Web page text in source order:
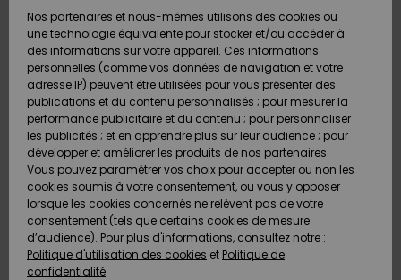
Chaussures
& Tongs
Surf
Snow
Nouveautés
Chaussures
& Tongs
Surf
Snow
Nouveautés
A
Découvrir
Snow
SURF
Shop
Enfant
Highlights
Communauté
SNOW
Shop
Enfant
Snow
Shop
Femme
A
Découvrir
Communauté
OUTLET
Outlet
Femme
AIDE &
CONTACT
Retours
Paiement
Carte
Cadeau
Quiksilver
Freedom
Protection
des
MAGASINS
Nos partenaires et nous-mêmes utilisons des cookies ou
une technologie équivalente pour stocker et/ou accéder à
des informations sur votre appareil. Ces informations
personnelles (comme vos données de navigation et votre
adresse IP) peuvent être utilisées pour vous présenter des
publications et du contenu personnalisés ; pour mesurer la
performance publicitaire et du contenu ; pour personnaliser
les publicités ; et en apprendre plus sur leur audience ; pour
développer et améliorer les produits de nos partenaires.
Vous pouvez paramétrer vos choix pour accepter ou non les
cookies soumis à votre consentement, ou vous y opposer
lorsque les cookies concernés ne relèvent pas de votre
consentement (tels que certains cookies de mesure
d’audience). Pour plus d'informations, consultez notre :
Politique d'utilisation des cookies et Politique de
confidentialité